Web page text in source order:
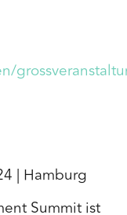
| Hamburg
Summit ist